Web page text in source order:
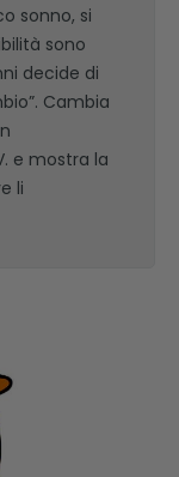
sonno, si
sono
decide di
Cambia
e mostra la
li